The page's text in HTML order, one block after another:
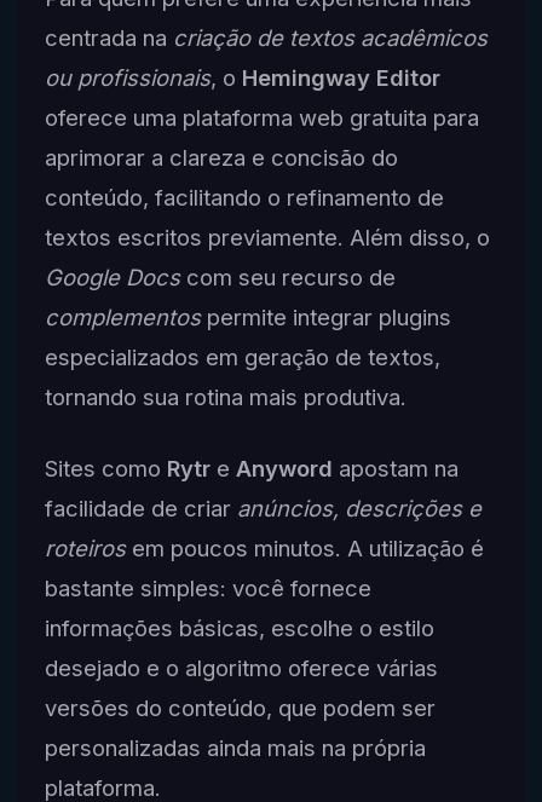
centrada na criação de textos acadêmicos
ou profissionais, o Hemingway Editor
oferece uma plataforma web gratuita para
aprimorar a clareza e concisão do
conteúdo, facilitando o refinamento de
textos escritos previamente. Além disso, o
Google Docscom seu recurso de
complementospermite integrar plugins
especializados em geração de textos,
tornando sua rotina mais produtiva.
Sites como Rytre Anyword apostam na
facilidade de criar anúncios, descrições e
roteirosem poucos minutos. A utilização é
bastante simples: você fornece
informações básicas, escolhe o estilo
desejado e o algoritmo oferece várias
versões do conteúdo, que podem ser
personalizadas ainda mais na própria
plataforma.